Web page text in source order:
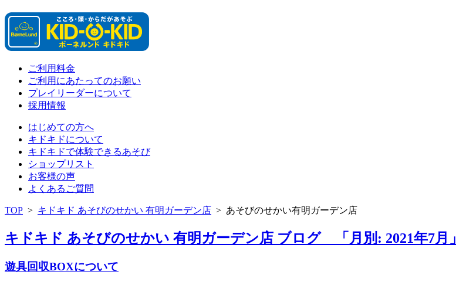
ご利用料金
ご利用にあたってのお願い
プレイリーダーについて
採用情報
はじめての方へ
キドキドについて
キドキドで体験できるあそび
ショップリスト
お客様の声
よくあるご質問
TOP > キドキド あそびのせかい 有明ガーデン店 > あそびのせかい有明ガーデン店
キドキド あそびのせかい 有明ガーデン店 ブログ 「月別: 2021年7月」
遊具回収BOXについて